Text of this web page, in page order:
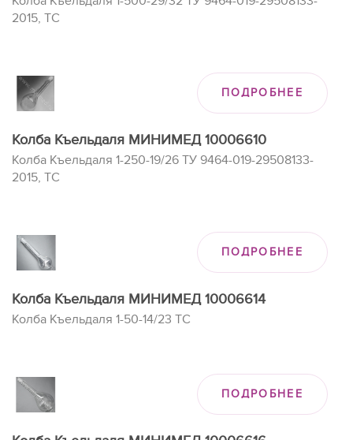
2015, ТС
ПОДРОБНЕЕ
Колба Къельдаля МИНИМЕД 10006610
Колба Къельдаля 1-250-19/26 ТУ 9464-019-29508133-
2015, ТС
ПОДРОБНЕЕ
Колба Къельдаля МИНИМЕД 10006614
Колба Къельдаля 1-50-14/23 ТС
ПОДРОБНЕЕ